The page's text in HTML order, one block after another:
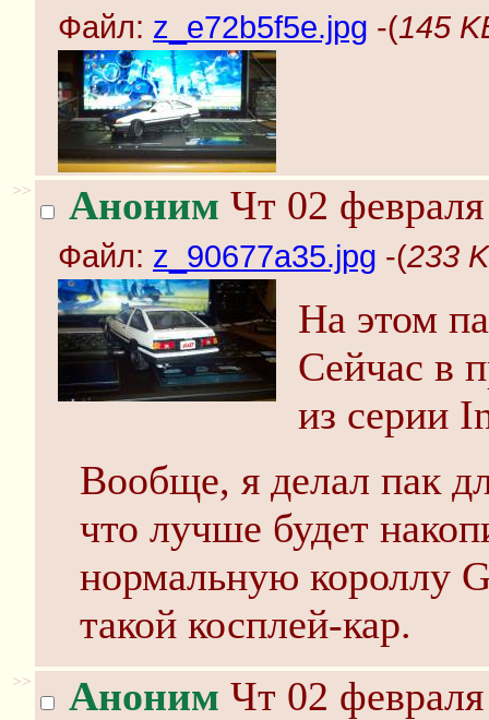
Файл: z_e72b5f5e.jpg -(145
>> Аноним Чт 02
Файл: z_90677a35.jpg -(233
На этом
Сейчас в
из серии
Вообще, я делал пак
что лучше будет
нормальную короллу
такой косплей-кар.
>> Аноним Чт 02